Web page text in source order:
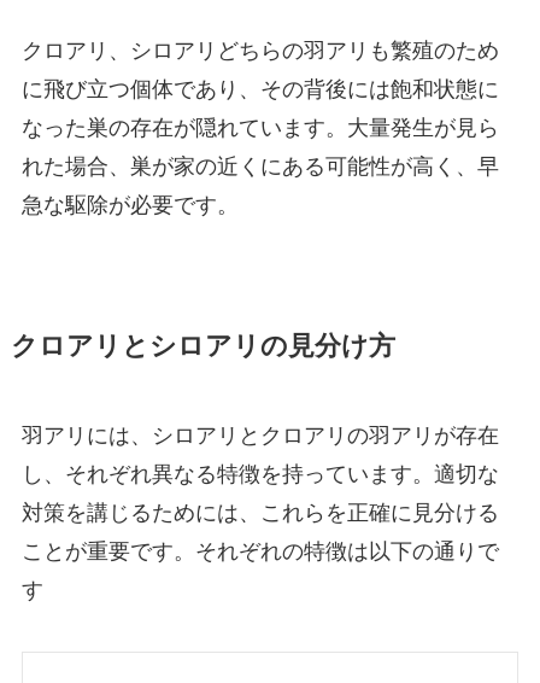
クロアリ、シロアリどちらの羽アリも繁殖のため
に飛び立つ個体であり、その背後には飽和状態に
なった巣の存在が隠れています。大量発生が見ら
れた場合、巣が家の近くにある可能性が高く、早
急な駆除が必要です。
クロアリとシロアリの見分け方
羽アリには、シロアリとクロアリの羽アリが存在
し、それぞれ異なる特徴を持っています。適切な
対策を講じるためには、これらを正確に見分ける
ことが重要です。それぞれの特徴は以下の通りで
す